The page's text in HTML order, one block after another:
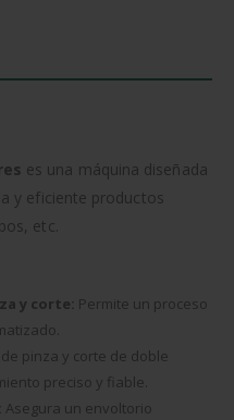
es una máquina diseñada
y eficiente productos
etc.
y corte: Permite un proceso
pinza y corte de doble
preciso y fiable.
Asegura un envoltorio